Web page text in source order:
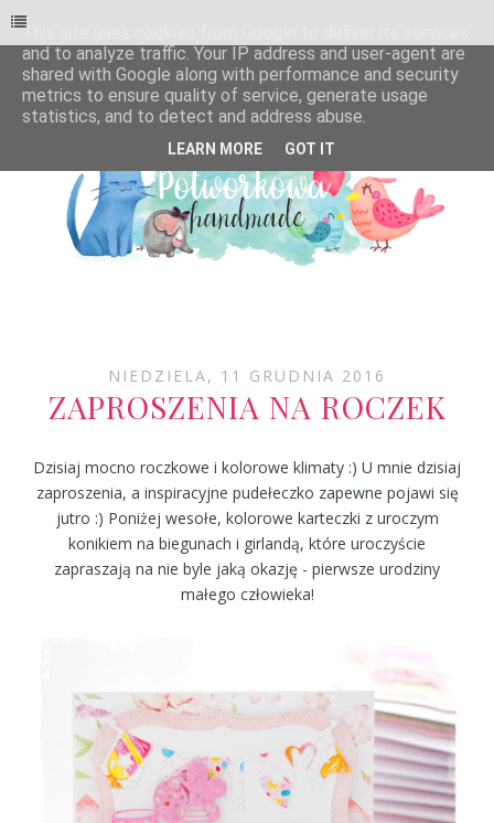
NIEDZIELA, 11 GRUDNIA 2016
ZAPROSZENIA NA ROCZEK
Dzisiaj mocno roczkowe i kolorowe klimaty :) U mnie dzisiaj
zaproszenia, a inspiracyjne pudełeczko zapewne pojawi się
jutro :) Poniżej wesołe, kolorowe karteczki z uroczym
konikiem na biegunach i girlandą, które uroczyście
zapraszają na nie byle jaką okazję - pierwsze urodziny
małego człowieka!
This site uses cookies from Google to deliver its services
and to analyze traffic. Your IP address and user-agent are
shared with Google along with performance and security
metrics to ensure quality of service, generate usage
statistics, and to detect and address abuse.
LEARN MORE GOT IT